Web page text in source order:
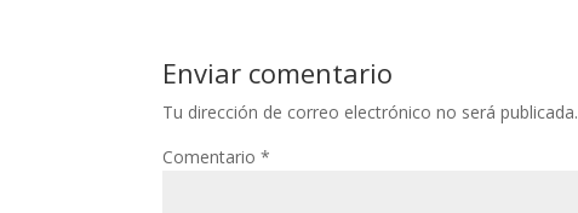
Enviar comentario
Tu dirección de correo electrónico no será publicada.
Comentario*